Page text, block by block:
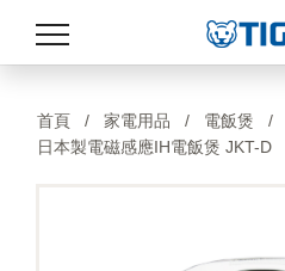
最新消息
首頁 / 家電用品 / 電飯煲 /
日本製電磁感應IH電飯煲 JKT-D